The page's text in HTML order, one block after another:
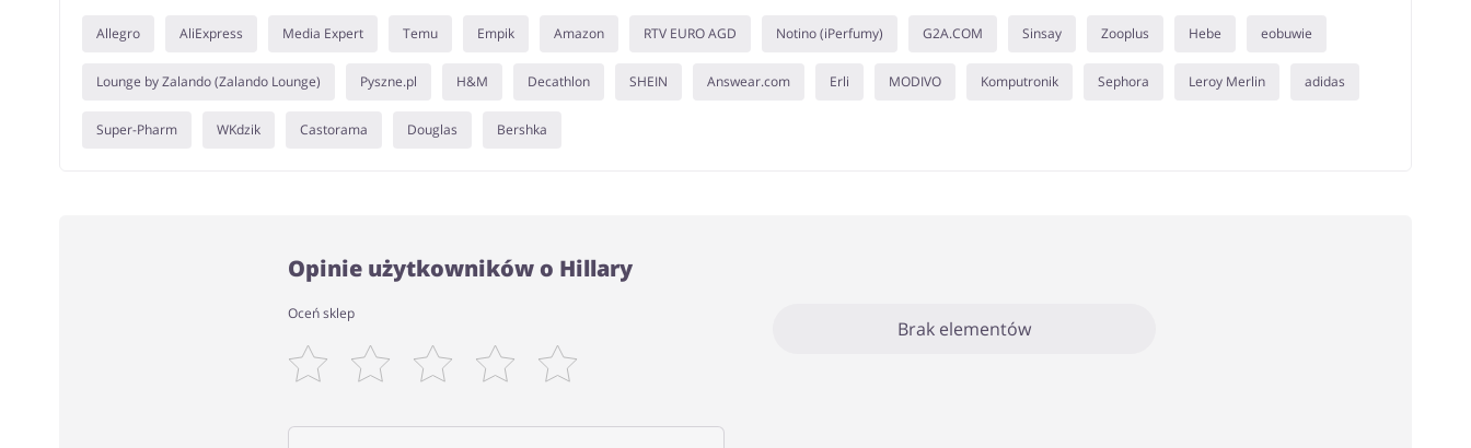
Allegro AliExpress Media Expert Temu Empik Amazon RTV EURO AGD Notino (iPerfumy) G2A.COM Sinsay Zooplus Hebe eobuwie
Lounge by Zalando (Zalando Lounge) Pyszne.pl H&M Decathlon SHEIN Answear.com Erli MODIVO Komputronik Sephora Leroy Merlin adidas
Super-Pharm WKdzik Castorama Douglas Bershka
Opinie użytkowników o Hillary
Oceń sklep
Brak elementów